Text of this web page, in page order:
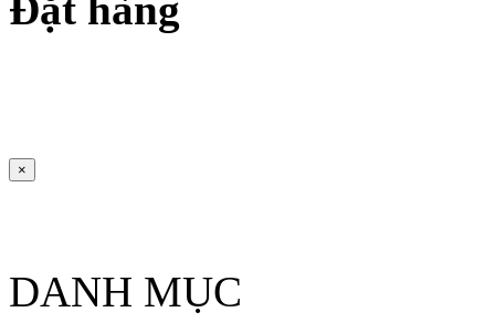
Đặt hàng
×
DANH MỤC